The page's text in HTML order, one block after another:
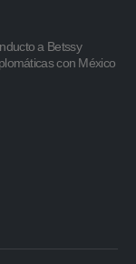
a Betssy
con México